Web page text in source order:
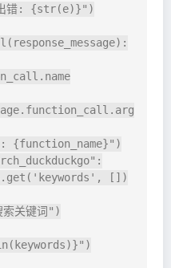
出错: {str(e)}")
: {function_name}")
[])
关键词")